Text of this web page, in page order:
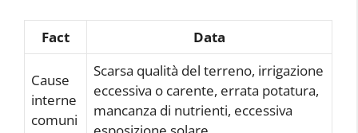
Fact Data
Cause
interne
comuni
Scarsa qualità del terreno, irrigazione
eccessiva o carente, errata potatura,
mancanza di nutrienti, eccessiva